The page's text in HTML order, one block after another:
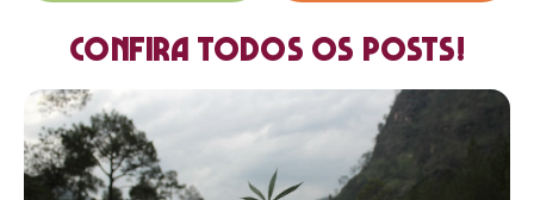
Confira todos os posts!